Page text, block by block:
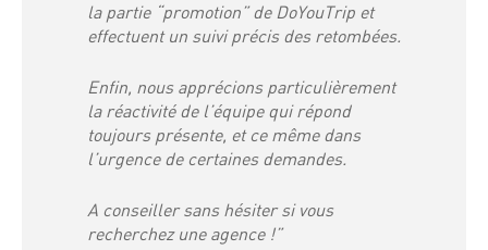
la partie “promotion” de DoYouTrip et
effectuent un suivi précis des retombées.
Enfin, nous apprécions particulièrement
la réactivité de l’équipe qui répond
toujours présente, et ce même dans
l’urgence de certaines demandes.
A conseiller sans hésiter si vous
recherchez une agence !”